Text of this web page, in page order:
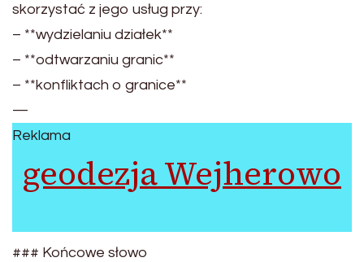
skorzystać z jego usług przy:
– **wydzielaniu działek**
– **odtwarzaniu granic**
– **konfliktach o granice**
—
Reklama
geodezja Wejherowo
### Końcowe słowo